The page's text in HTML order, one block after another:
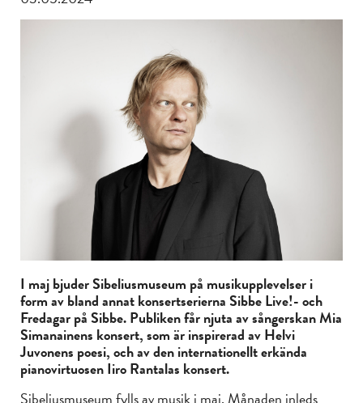
I maj bjuder Sibeliusmuseum på musikupplevelser i
form av bland annat konsertserierna Sibbe Live!- och
Fredagar på Sibbe. Publiken får njuta av sångerskan Mia
Simanainens konsert, som är inspirerad av Helvi
Juvonens poesi, och av den internationellt erkända
pianovirtuosen Iiro Rantalas konsert.